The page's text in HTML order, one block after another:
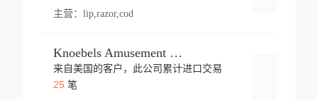
主营： lip,razor,cod
Knoebels Amusement Resort
来自美国的客户，此公司累计进口交易
25笔